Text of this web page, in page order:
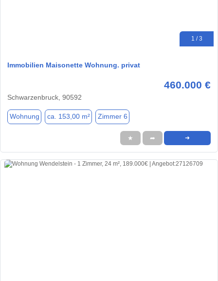
1 / 3
Immobilien Maisonette Wohnung. privat
460.000 €
Schwarzenbruck, 90592
Wohnung ca. 153,00 m² Zimmer 6
★ ➦ ➜